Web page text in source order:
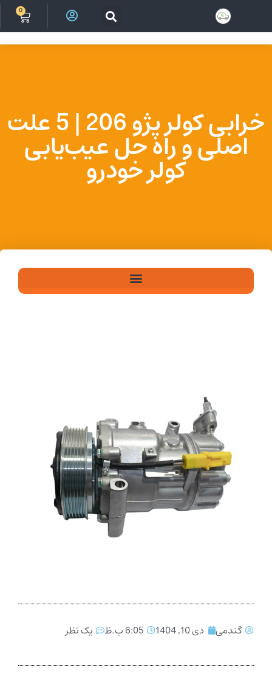
0
ورود
خرابی کولر پژو 206 | 5 علت
اصلی و راه حل عیب‌یابی
کولر خودرو
گندمی دی 10, 1404 6:05 ب.ظ یک نظر